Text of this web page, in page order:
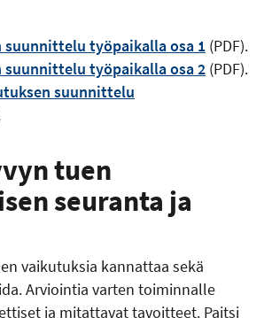
suunnittelu työpaikalla osa 1 (PDF).
suunnittelu työpaikalla osa 2 (PDF).
suunnittelu
tuen
seuranta ja
vaikutuksia kannattaa sekä
Arviointia varten toiminnalle
ja mitattavat tavoitteet. Paitsi